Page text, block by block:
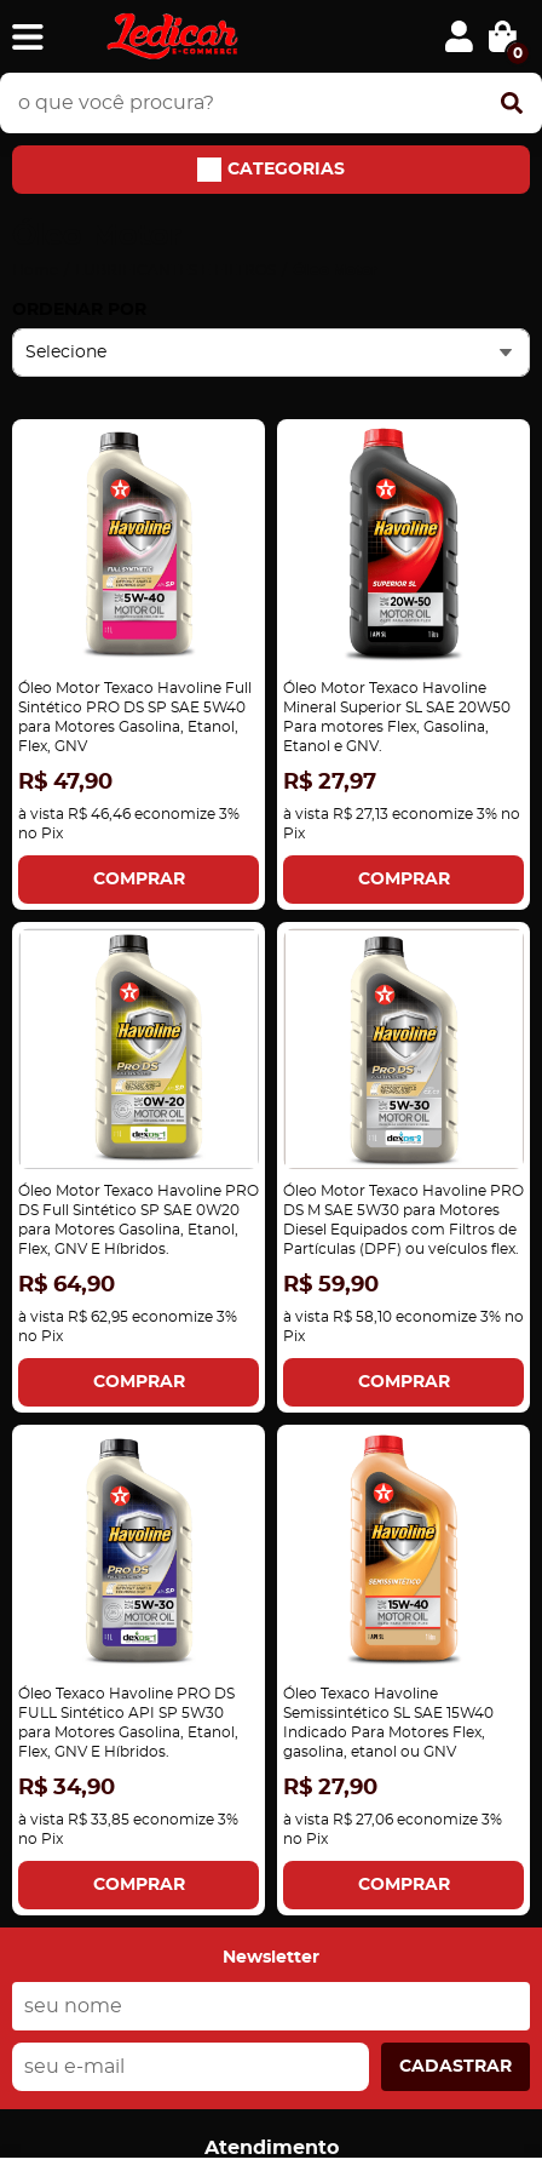
0
CATEGORIAS
Selecione
Óleo Motor Texaco Havoline Full
Sintético PRO DS SP SAE 5W40
para Motores Gasolina, Etanol,
Flex, GNV
R$ 47,90
à vista R$ 46,46 economize 3%
no Pix
COMPRAR
Óleo Motor Texaco Havoline
Mineral Superior SL SAE 20W50
Para motores Flex, Gasolina,
Etanol e GNV.
R$ 27,97
à vista R$ 27,13 economize 3% no
Pix
COMPRAR
Óleo Motor Texaco Havoline PRO
DS Full Sintético SP SAE 0W20
para Motores Gasolina, Etanol,
Flex, GNV E Híbridos.
R$ 64,90
à vista R$ 62,95 economize 3%
no Pix
COMPRAR
Óleo Motor Texaco Havoline PRO
DS M SAE 5W30 para Motores
Diesel Equipados com Filtros de
Partículas (DPF) ou veículos flex.
R$ 59,90
à vista R$ 58,10 economize 3% no
Pix
COMPRAR
Óleo Texaco Havoline PRO DS
FULL Sintético API SP 5W30
para Motores Gasolina, Etanol,
Flex, GNV E Híbridos.
R$ 34,90
à vista R$ 33,85 economize 3%
no Pix
COMPRAR
Óleo Texaco Havoline
Semissintético SL SAE 15W40
Indicado Para Motores Flex,
gasolina, etanol ou GNV
R$ 27,90
à vista R$ 27,06 economize 3%
no Pix
COMPRAR
Newsletter
CADASTRAR
Atendimento